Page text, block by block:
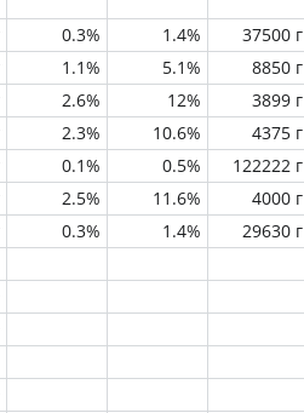
0.3% 1.4%
37500 г
1.1% 5.1%
8850 г
2.6% 12%
3899 г
2.3% 10.6%
4375 г
0.1% 0.5%
122222 г
2.5% 11.6%
4000 г
0.3% 1.4% 29630 г